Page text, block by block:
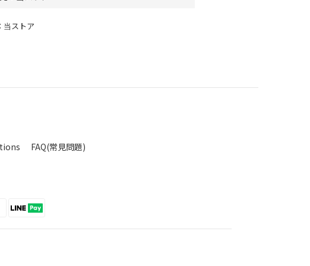
当ストア
FAQ(常見問題)